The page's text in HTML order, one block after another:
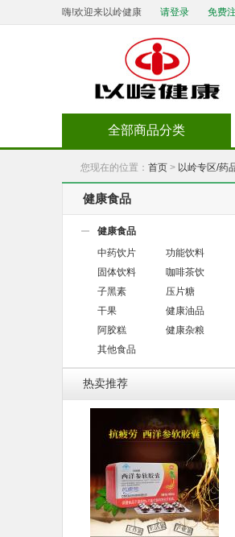
嗨!欢迎来以岭健康 请登录 免费
全部商品分类
您现在的位置： 首页 > 以岭专区/药
健康食品
健康食品
中药饮片
功能饮料
固体饮料
咖啡茶饮
子黑素
压片糖
干果
健康油品
阿胶糕
健康杂粮
其他食品
热卖推荐